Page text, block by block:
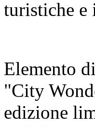
turistiche
Elemento
"City
edizione